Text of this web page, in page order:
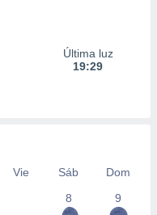
Última luz
19:29
Vie Sáb
Dom
8
9